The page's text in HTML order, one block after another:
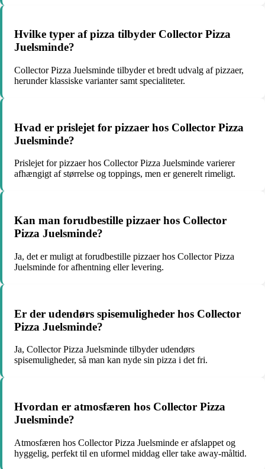
Hvilke typer af pizza tilbyder Collector Pizza
Juelsminde?
Collector Pizza Juelsminde tilbyder et bredt udvalg af pizzaer,
herunder klassiske varianter samt specialiteter.
Hvad er prislejet for pizzaer hos Collector Pizza
Juelsminde?
Prislejet for pizzaer hos Collector Pizza Juelsminde varierer
afhængigt af størrelse og toppings, men er generelt rimeligt.
Kan man forudbestille pizzaer hos Collector
Pizza Juelsminde?
Ja, det er muligt at forudbestille pizzaer hos Collector Pizza
Juelsminde for afhentning eller levering.
Er der udendørs spisemuligheder hos Collector
Pizza Juelsminde?
Ja, Collector Pizza Juelsminde tilbyder udendørs
spisemuligheder, så man kan nyde sin pizza i det fri.
Hvordan er atmosfæren hos Collector Pizza
Juelsminde?
Atmosfæren hos Collector Pizza Juelsminde er afslappet og
hyggelig, perfekt til en uformel middag eller take away-måltid.